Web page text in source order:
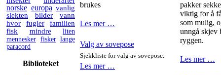
norske europa vanlig
slekten
bilder
vann
hvor
fugler
familien
fisk
mindre
liten
mennesker fisker lange
paracord
Biblioteket
brukes
Les mer …
Valg av sovepose
Sjekkliste for valg av sovepose.
Les mer …
pakker
viktig for å
som mulig,
unngå skjev
ryggen.
Les mer …